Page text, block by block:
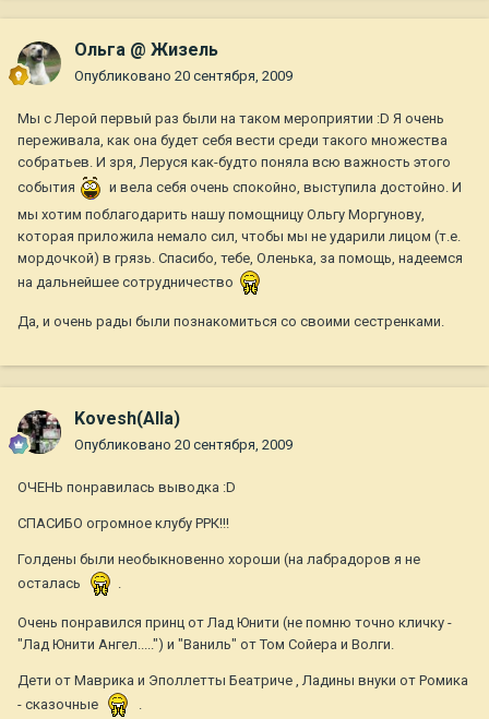
Ольга @ Жизель
Опубликовано 20 сентября, 2009
Мы с Лерой первый раз были на таком мероприятии :D Я очень
переживала, как она будет себя вести среди такого множества
собратьев. И зря, Леруся как-будто поняла всю важность этого
события
и вела себя очень спокойно, выступила достойно. И
мы хотим поблагодарить нашу помощницу Ольгу Моргунову,
которая приложила немало сил, чтобы мы не ударили лицом (т.е.
мордочкой) в грязь. Спасибо, тебе, Оленька, за помощь, надеемся
на дальнейшее сотрудничество
Да, и очень рады были познакомиться со своими сестренками.
Kovesh(Alla)
Опубликовано 20 сентября, 2009
ОЧЕНЬ понравилась выводка :D
СПАСИБО огромное клубу РРК!!!
Голдены были необыкновенно хороши (на лабрадоров я не
осталась
.
Очень понравился принц от Лад Юнити (не помню точно кличку -
"Лад Юнити Ангел.....") и "Ваниль" от Том Сойера и Волги.
Дети от Маврика и Эполлетты Беатриче , Ладины внуки от Ромика
- сказочные
.